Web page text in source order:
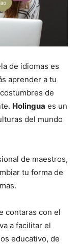
de idiomas es
aprender a tu
de
Holingua es un
del mundo
de maestros,
tu forma de
contaras con el
a facilitar el
educativo, de